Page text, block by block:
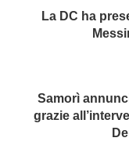
La DC ha
Samorì
grazie